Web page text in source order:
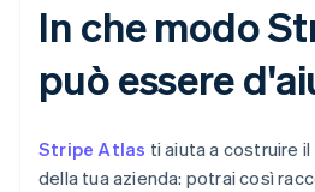
In che modo
può essere
Stripe Atlas ti aiuta a costruire
della tua azienda: potrai così